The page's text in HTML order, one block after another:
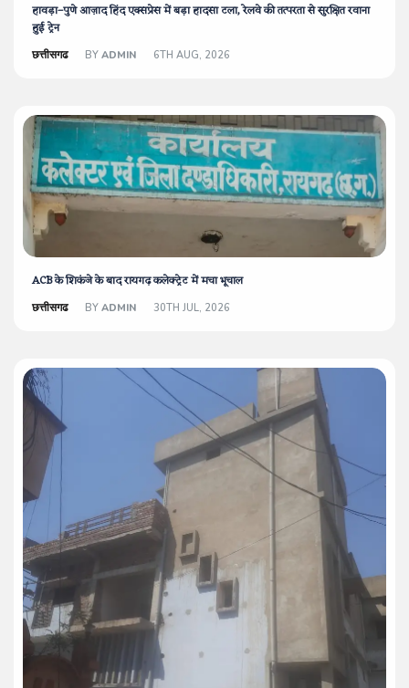
हावड़ा–पुणे आज़ाद हिंद एक्सप्रेस में बड़ा हादसा टला, रेलवे की तत्परता से सुरक्षित रवाना
हुई ट्रेन
छत्तीसगढ BY ADMIN 6TH AUG, 2026
ACB के शिकंजे के बाद रायगढ़ कलेक्ट्रेट में मचा भूचाल
छत्तीसगढ BY ADMIN 30TH JUL, 2026